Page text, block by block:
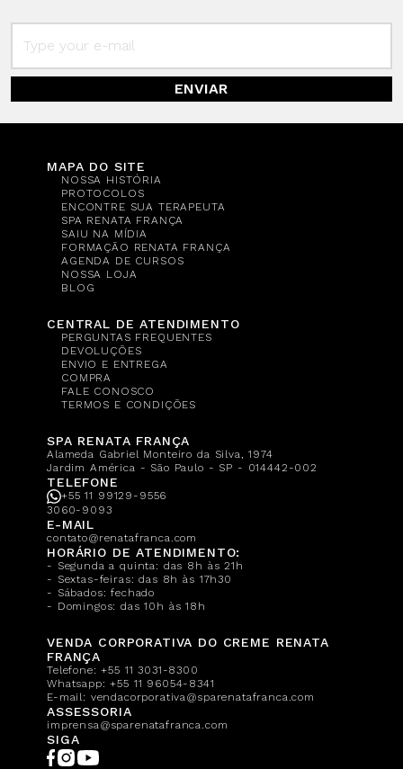
ENVIAR
MAPA DO SITE
NOSSA HISTÓRIA
PROTOCOLOS
ENCONTRE SUA TERAPEUTA
SPA RENATA FRANÇA
SAIU NA MÍDIA
FORMAÇÃO RENATA FRANÇA
AGENDA DE CURSOS
NOSSA LOJA
BLOG
CENTRAL DE ATENDIMENTO
PERGUNTAS FREQUENTES
DEVOLUÇÕES
ENVIO E ENTREGA
COMPRA
FALE CONOSCO
TERMOS E CONDIÇÕES
SPA RENATA FRANÇA
Alameda Gabriel Monteiro da Silva, 1974
Jardim América - São Paulo - SP - 014442-002
TELEFONE
+55 11 99129-9556
3060-9093
E-MAIL
contato@renatafranca.com
HORÁRIO DE ATENDIMENTO:
- Segunda a quinta: das 8h às 21h
- Sextas-feiras: das 8h às 17h30
- Sábados: fechado
- Domingos: das 10h às 18h
VENDA CORPORATIVA DO CREME RENATA
FRANÇA
Telefone:+55 11 3031-8300
Whatsapp:+55 11 96054-8341
E-mail: vendacorporativa@sparenatafranca.com
ASSESSORIA
imprensa@sparenatafranca.com
SIGA